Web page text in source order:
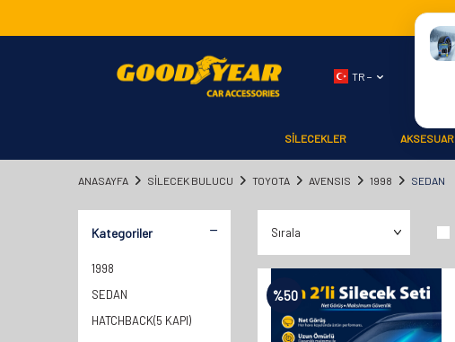
TR −
SİLECEKLER AKSESUAR
ANASAYFA SILECEK BULUCU TOYOTA AVENSIS 1998 SEDAN
Kategoriler
1998
SEDAN
HATCHBACK(5 KAPI)
%50